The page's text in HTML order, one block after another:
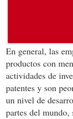
En general, las
productos con
actividades de
patentes y son
un nivel de
partes del mundo,